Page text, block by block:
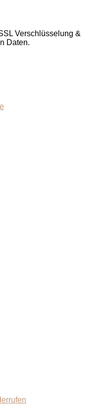
Verschlüsselung &
Daten.